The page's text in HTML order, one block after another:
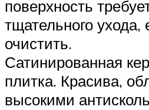
поверхность
тщательного ухода,
очистить.
Сатинированная
плитка. Красива,
высокими